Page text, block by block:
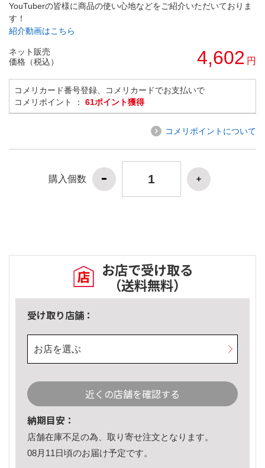
YouTuberの皆様に商品の使い心地などをご紹介いただいておりま
す！
紹介動画はこちら
ネット販売
価格（税込）
4,602 円
コメリカード番号登録、コメリカードでお支払いで
コメリポイント ： 61ポイント獲得
コメリポイントについて
購入個数
お店で受け取る
（送料無料）
受け取り店舗：
お店を選ぶ
近くの店舗を確認する
納期目安：
店舗在庫不足の為、取り寄せ注文となります。
08月11日頃のお届け予定です。